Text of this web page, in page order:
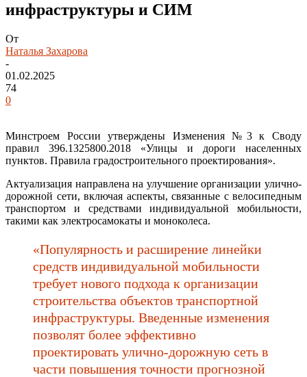
инфраструктуры и СИМ
От
Наталья Захарова
-
01.02.2025
74
0
Минстроем России утверждены Изменения №3 к Своду
правил 396.1325800.2018 «Улицы и дороги населенных
пунктов. Правила градостроительного проектирования».
Актуализация направлена на улучшение организации улично-
дорожной сети, включая аспекты, связанные с велосипедным
транспортом и средствами индивидуальной мобильности,
такими как электросамокаты и моноколеса.
«Популярность и расширение линейки
средств индивидуальной мобильности
требует нового подхода к организации
строительства объектов транспортной
инфраструктуры. Введенные изменения
позволят более эффективно
проектировать улично-дорожную сеть в
части повышения точности прогнозной